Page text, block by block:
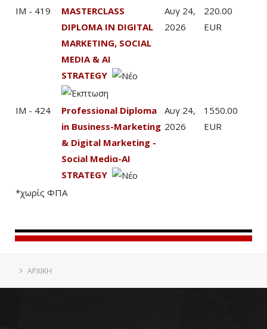
IM - 419
MASTERCLASS
DIPLOMA IN DIGITAL
MARKETING, SOCIAL
MEDIA & AI
STRATEGY
Αυγ 24,
2026
220.00
EUR
IM - 424
Professional Diploma
in Business-Marketing
& Digital Marketing -
Social Mediα-AI
STRATEGY
Αυγ 24,
2026
1550.00
EUR
*χωρίς ΦΠΑ
ΑΡΧΙΚΗ